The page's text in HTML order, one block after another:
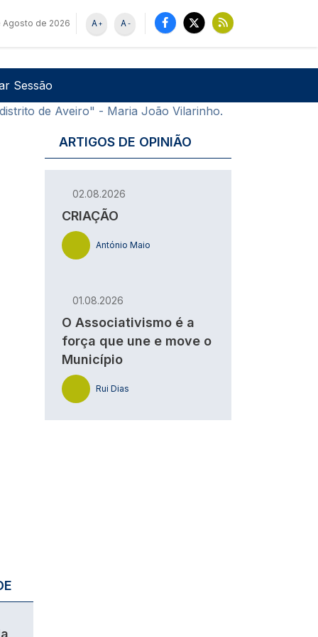
Agosto de 2026 -
A
+
A
de utilizador
Sessão
de Aveiro" - Maria João Vilarinho.
ARTIGOS DE OPINIÃO
02.08.2026
CRIAÇÃO
António Maio
01.08.2026
O Associativismo é a
força que une e move o
Município
Rui Dias